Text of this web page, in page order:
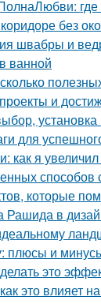
где
без
швабры и
ванной
и
установка
для
как я
способов
которые
Рашида в
плюсы и
это
это влияет